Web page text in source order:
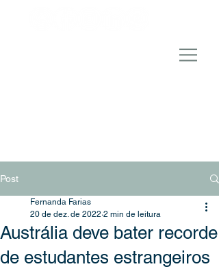
Post
Austrália deve bater recorde
de estudantes estrangeiros
Fernanda Farias
20 de dez. de 2022 2 min de leitura